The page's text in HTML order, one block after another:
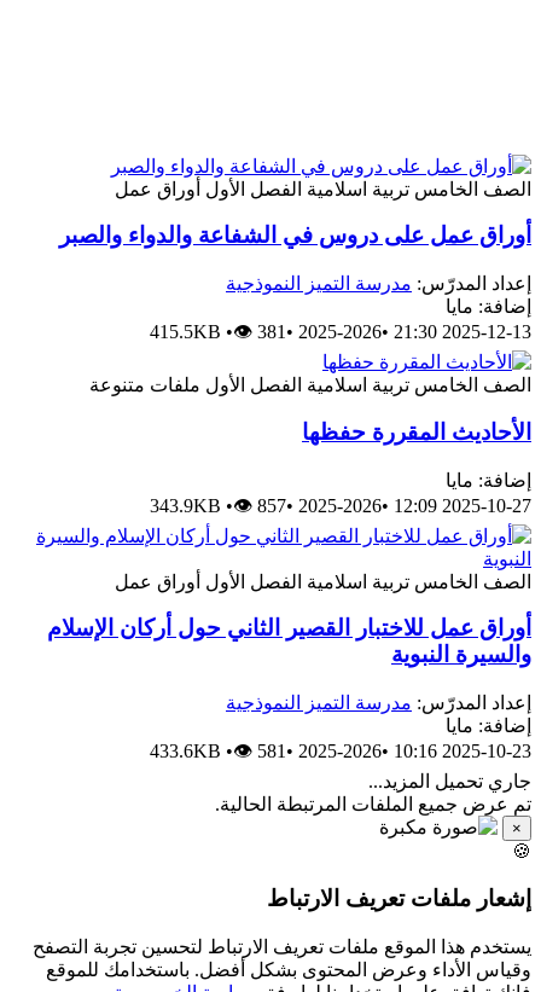
الصف الخامس تربية اسلامية الفصل الأول أوراق عمل
أوراق عمل على دروس في الشفاعة والدواء والصبر
إعداد المدرّس: مدرسة التميز النموذجية
إضافة: مايا
2025-12-13 21:30
•
2025-2026
•
415.5KB •👁 381
الصف الخامس تربية اسلامية الفصل الأول ملفات متنوعة
الأحاديث المقررة حفظها
إضافة: مايا
2025-10-27 12:09
•
2025-2026
•
343.9KB •👁 857
الصف الخامس تربية اسلامية الفصل الأول أوراق عمل
أوراق عمل للاختبار القصير الثاني حول أركان الإسلام
والسيرة النبوية
إعداد المدرّس: مدرسة التميز النموذجية
إضافة: مايا
2025-10-23 10:16
•
2025-2026
•
433.6KB •👁 581
جاري تحميل المزيد...
تم عرض جميع الملفات المرتبطة الحالية.
×
🍪
إشعار ملفات تعريف الارتباط
يستخدم هذا الموقع ملفات تعريف الارتباط لتحسين تجربة التصفح
وقياس الأداء وعرض المحتوى بشكل أفضل. باستخدامك للموقع